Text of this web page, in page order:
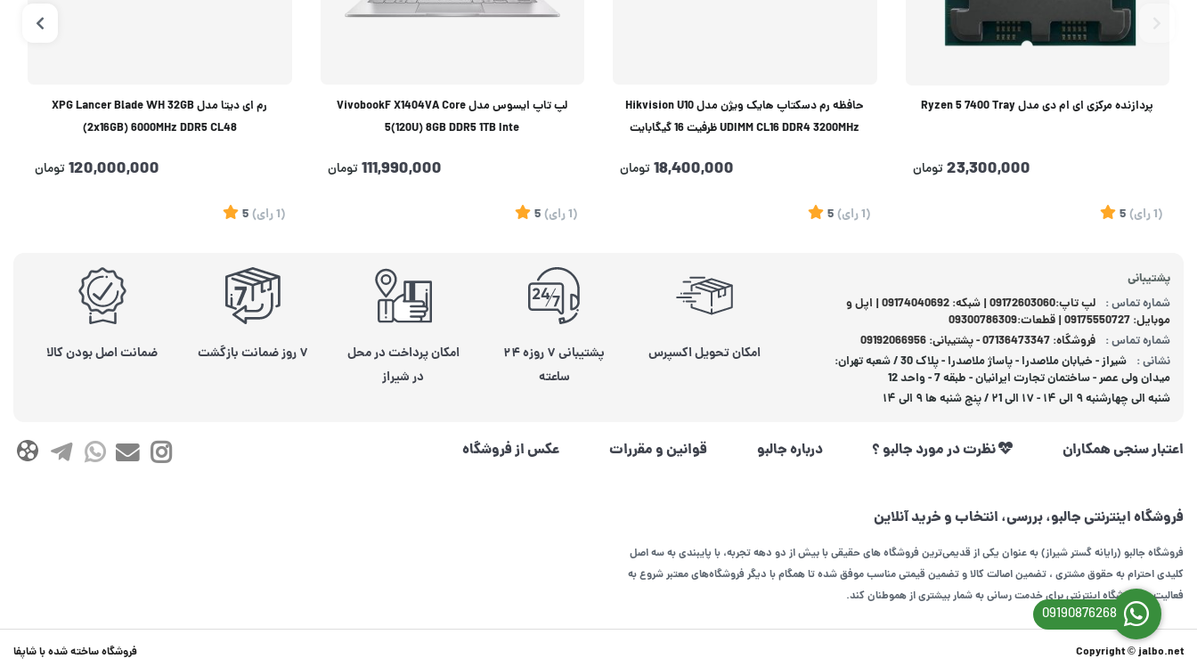
پردازنده مرکزی ای ام دی مدل Ryzen 5 7400 Tray
23,300,000 تومان
(1 رای)
5
حافظه رم دسکتاپ هایک ویژن مدل Hikvision U10
UDIMM CL16 DDR4 3200MHz ظرفیت 16 گیگابایت
18,400,000تومان
(1 رای)
5
لپ تاپ ایسوس مدل VivobookF X1404VA Core
5(120U) 8GB DDR5 1TB Inte
111,990,000 تومان
(1 رای)
5
رم ای دیتا مدل XPG Lancer Blade WH 32GB
(2x16GB) 6000MHz DDR5 CL48
120,000,000تومان
(1 رای)
5
پشتیبانی
شماره تماس :
لپ تاپ:09172603060 | شبکه: 09174040692 | اپل و
موبایل: 09175550727 | قطعات:09300786309
شماره تماس : فروشگاه: 07136473347 - پشتیبانی: 09192066956
نشانی :
شیراز - خیابان ملاصدرا - پاساژ ملاصدرا - پلاک 30 / شعبه تهران:
میدان ولی عصر - ساختمان تجارت ایرانیان - طبقه 7 - واحد 12
شنبه الی چهارشنبه ۹ الی ۱۴ - ۱۷ الی ۲1 / پنج شنبه ها ۹ الی ۱۴
امکان تحویل اکسپرس
پشتیبانی ۷ روزه ۲۴
ساعته
امکان پرداخت در محل
در شیراز
۷ روز ضمانت بازگشت ضمانت اصل بودن کالا
اعتبار سنجی همکاران نظرت در مورد جالبو ؟ درباره جالبو قوانین و مقررات عکس از فروشگاه
فروشگاه اینترنتی جالبو، بررسی، انتخاب و خرید آنلاین
فروشگاه جالبو (رایانه گستر شیراز) به عنوان یکی از قدیمی‌ترین فروشگاه های حقیقی با بیش از دو دهه تجربه، با پایبندی به سه اصل
کلیدی احترام به حقوق مشتری ، تضمین اصالت کالا و تضمین قیمتی مناسب موفق شده تا همگام با دیگر فروشگاه‌های معتبر شروع به
فعالیت در فروشگاه اینترنتی برای خدمت رسانی به شمار بیشتری از هموطنان کند.
Copyright © jalbo.net فروشگاه ساخته شده با شاپفا
09190876268